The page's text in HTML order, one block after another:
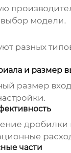
модели.
разных
и размер
размер
дробилки
части